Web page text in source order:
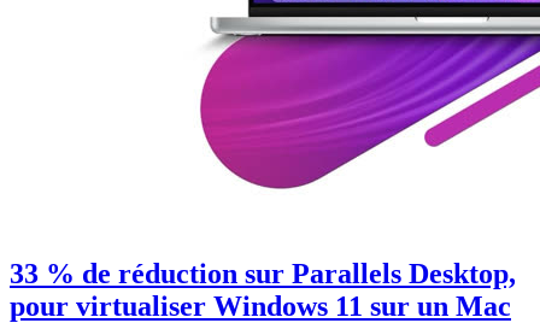
33 % de réduction sur Parallels Desktop,
pour virtualiser Windows 11 sur un Mac